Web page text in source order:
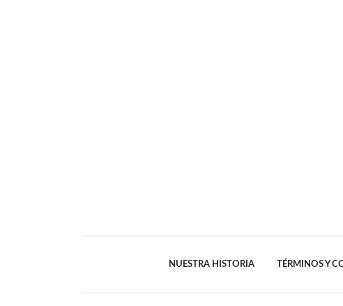
NUESTRA HISTORIA TÉRMINOS Y